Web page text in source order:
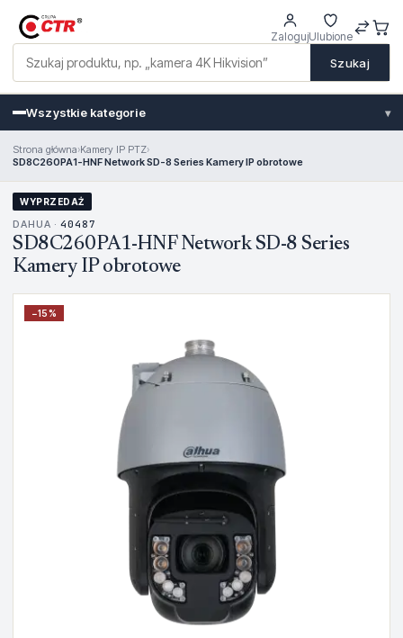
Szukaj
ZalogujUlubione
Wszystkie kategorie ▾
Strona główna›Kamery IP PTZ›
SD8C260PA1-HNF Network SD-8 Series Kamery IP obrotowe
WYPRZEDAŻ
DAHUA · 40487
SD8C260PA1-HNF Network SD-8 Series
Kamery IP obrotowe
−15%